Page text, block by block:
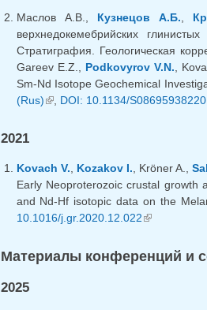
Маслов А.В., Кузнецов А.Б.,
верхнедокемебрийских
Стратиграфия. Геологическая
Gareev E.Z., Podkovyrov V.N.,
Sm-Nd Isotope Geochemical
(Rus)(внешняя ссылка)
, DOI: 10.1134/
2021
Kovach V. Kozakov I. , Kröner A.,
Early Neoproterozoic crustal growth
and Nd-Hf isotopic data on the
10.1016/j.gr.2020.12.022(внешняя
Материалы конференций и
2025